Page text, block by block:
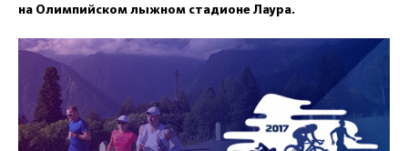
на Олимпийском лыжном стадионе Лаура.